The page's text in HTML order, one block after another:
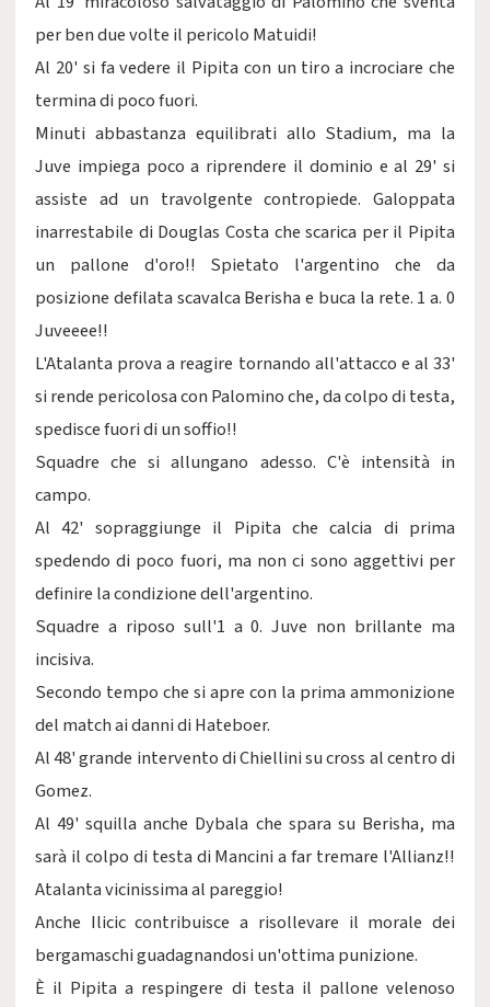
per ben due volte il pericolo Matuidi!
Al 20' si fa vedere il Pipita con un tiro a incrociare che
termina di poco fuori.
Minuti abbastanza equilibrati allo Stadium, ma la
Juve impiega poco a riprendere il dominio e al 29' si
assiste ad un travolgente contropiede. Galoppata
inarrestabile di Douglas Costa che scarica per il Pipita
un pallone d'oro!! Spietato l'argentino che da
posizione defilata scavalca Berisha e buca la rete. 1 a. 0
Juveeee!!
L'Atalanta prova a reagire tornando all'attacco e al 33'
si rende pericolosa con Palomino che, da colpo di testa,
spedisce fuori di un soffio!!
Squadre che si allungano adesso. C'è intensità in
campo.
Al 42' sopraggiunge il Pipita che calcia di prima
spedendo di poco fuori, ma non ci sono aggettivi per
definire la condizione dell'argentino.
Squadre a riposo sull'1 a 0. Juve non brillante ma
incisiva.
Secondo tempo che si apre con la prima ammonizione
del match ai danni di Hateboer.
Al 48' grande intervento di Chiellini su cross al centro di
Gomez.
Al 49' squilla anche Dybala che spara su Berisha, ma
sarà il colpo di testa di Mancini a far tremare l'Allianz!!
Atalanta vicinissima al pareggio!
Anche Ilicic contribuisce a risollevare il morale dei
bergamaschi guadagnandosi un'ottima punizione.
È il Pipita a respingere di testa il pallone velenoso